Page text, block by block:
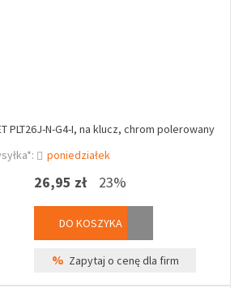
PLT26J-N-G4-I, na klucz, chrom polerowany
poniedziałek
26,95 zł 23%
DO KOSZYKA
% Zapytaj o cenę dla firm